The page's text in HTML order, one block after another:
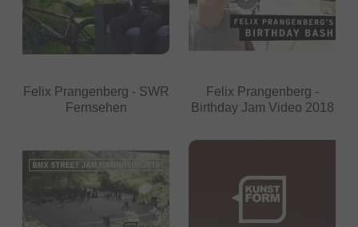
Felix Prangenberg - SWR
Fernsehen
Felix Prangenberg -
Birthday Jam Video 2018